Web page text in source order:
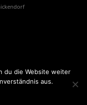
du die Website weiter
aus.